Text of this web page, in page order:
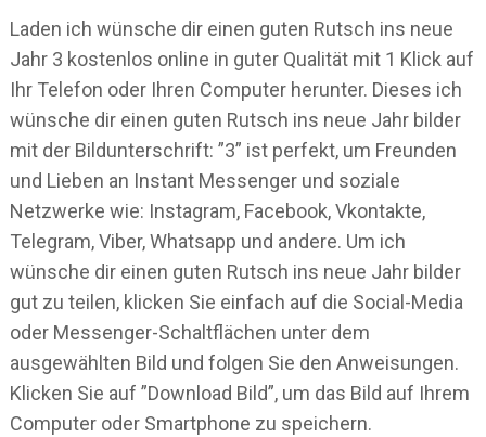
Laden ich wünsche dir einen guten Rutsch ins neue
Jahr 3 kostenlos online in guter Qualität mit 1 Klick auf
Ihr Telefon oder Ihren Computer herunter. Dieses ich
wünsche dir einen guten Rutsch ins neue Jahr bilder
mit der Bildunterschrift: ”3” ist perfekt, um Freunden
und Lieben an Instant Messenger und soziale
Netzwerke wie: Instagram, Facebook, Vkontakte,
Telegram, Viber, Whatsapp und andere. Um ich
wünsche dir einen guten Rutsch ins neue Jahr bilder
gut zu teilen, klicken Sie einfach auf die Social-Media
oder Messenger-Schaltflächen unter dem
ausgewählten Bild und folgen Sie den Anweisungen.
Klicken Sie auf ”Download Bild”, um das Bild auf Ihrem
Computer oder Smartphone zu speichern.